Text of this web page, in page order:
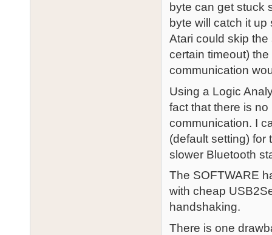
byte can get stuck
byte will catch it
Atari could skip
certain timeout)
communication
Using a Logic
fact that there is
communication. I
(default setting) for
slower Bluetooth
The SOFTWARE
with cheap
handshaking.
There is one